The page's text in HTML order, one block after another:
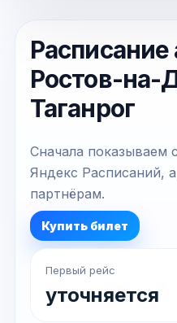
Расписание
Ростов-на-
Таганрог
Сначала показываем
Яндекс Расписаний,
партнёрам.
Купить билет
Первый рейс
уточняется